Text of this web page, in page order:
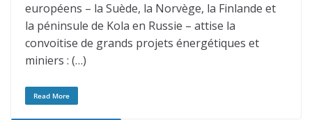
européens – la Suède, la Norvège, la Finlande et
la péninsule de Kola en Russie – attise la
convoitise de grands projets énergétiques et
miniers : (…)
Read More